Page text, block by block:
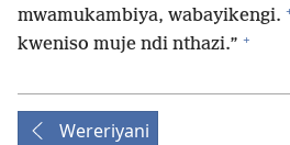
mwamukambiya, wabayikengi.
kweniso muje ndi nthazi.” +
Wereriyani